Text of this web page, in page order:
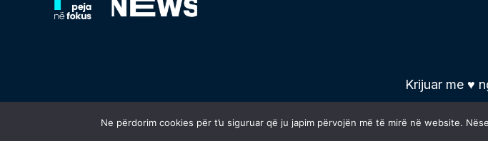
Krijuar me ♥
Ne përdorim cookies për t’u siguruar që ju japim përvojën më të mirë në website.